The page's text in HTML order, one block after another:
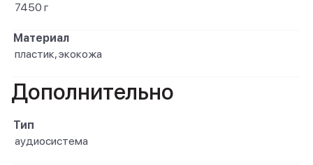
7450 г
Материал
пластик, экокожа
Дополнительно
Тип
аудиосистема